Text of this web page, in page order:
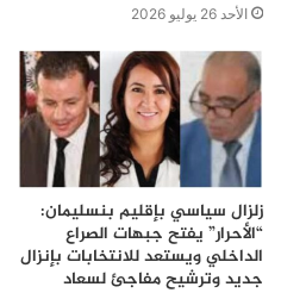
الأحد 26 يوليو 2026
زلزال سياسي بإقليم بنسليمان:
“الأحرار” يفتح جبهات الصراع
الداخلي ويستعد للانتخابات بإنزال
جديد وترشيح مفاجئ لسعاد